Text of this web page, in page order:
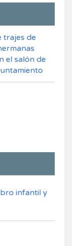
trajes de
el salón de
infantil y